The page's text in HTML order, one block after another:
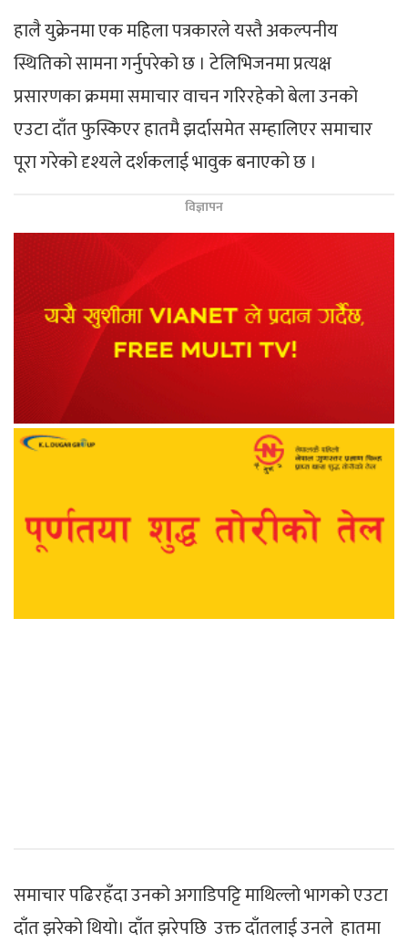
हालै युक्रेनमा एक महिला पत्रकारले यस्तै अकल्पनीय
स्थितिको सामना गर्नुपरेको छ । टेलिभिजनमा प्रत्यक्ष
प्रसारणका क्रममा समाचार वाचन गरिरहेको बेला उनको
एउटा दाँत फुस्किएर हातमै झर्दासमेत सम्हालिएर समाचार
पूरा गरेको दृश्यले दर्शकलाई भावुक बनाएको छ ।
विज्ञापन
समाचार पढिरहँदा उनको अगाडिपट्टि माथिल्लो भागको एउटा
दाँत झरेको थियो। दाँत झरेपछि उक्त दाँतलाई उनले हातमा